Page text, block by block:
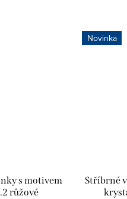
s motivem
růžové
Novinka
Stříbrné